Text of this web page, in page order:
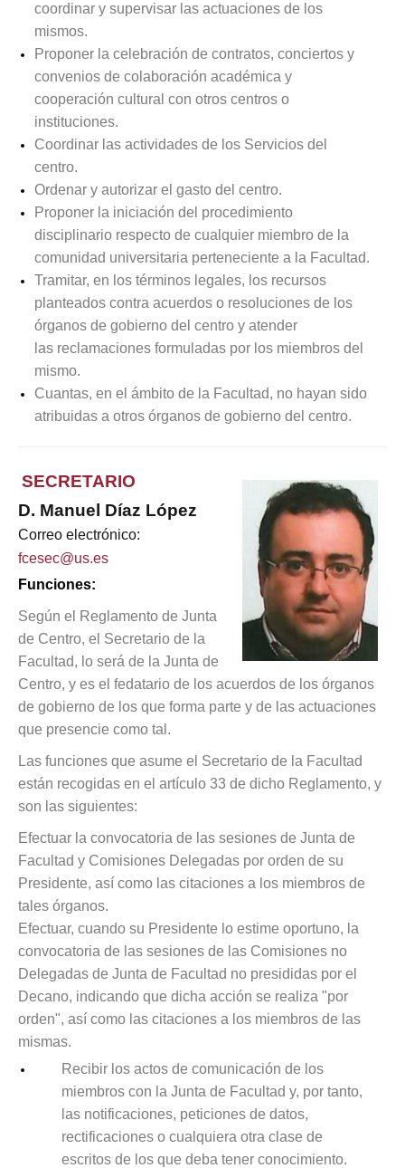
coordinar y supervisar las actuaciones de los
mismos.
Proponer la celebración de contratos, conciertos y
convenios de colaboración académica y
cooperación cultural con otros centros o
instituciones.
Coordinar las actividades de los Servicios del
centro.
Ordenar y autorizar el gasto del centro.
Proponer la iniciación del procedimiento
disciplinario respecto de cualquier miembro de la
comunidad universitaria perteneciente a la Facultad.
Tramitar, en los términos legales, los recursos
planteados contra acuerdos o resoluciones de los
órganos de gobierno del centro y atender
las reclamaciones formuladas por los miembros del
mismo.
Cuantas, en el ámbito de la Facultad, no hayan sido
atribuidas a otros órganos de gobierno del centro.
SECRETARIO
D. Manuel Díaz López
Correo electrónico:
fcesec@us.es
Funciones:
Según el Reglamento de Junta
de Centro, el Secretario de la
Facultad, lo será de la Junta de
Centro, y es el fedatario de los acuerdos de los órganos
de gobierno de los que forma parte y de las actuaciones
que presencie como tal.
Las funciones que asume el Secretario de la Facultad
están recogidas en el artículo 33 de dicho Reglamento, y
son las siguientes:
Efectuar la convocatoria de las sesiones de Junta de
Facultad y Comisiones Delegadas por orden de su
Presidente, así como las citaciones a los miembros de
tales órganos.
Efectuar, cuando su Presidente lo estime oportuno, la
convocatoria de las sesiones de las Comisiones no
Delegadas de Junta de Facultad no presididas por el
Decano, indicando que dicha acción se realiza "por
orden", así como las citaciones a los miembros de las
mismas.
Recibir los actos de comunicación de los
miembros con la Junta de Facultad y, por tanto,
las notificaciones, peticiones de datos,
rectificaciones o cualquiera otra clase de
escritos de los que deba tener conocimiento.